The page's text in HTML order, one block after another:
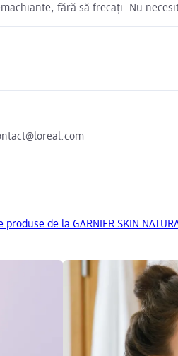
fără să frecați. Nu
produse de la GARNIER SKIN